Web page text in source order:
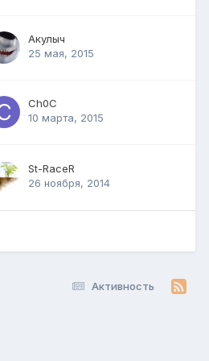
Акулыч
25 мая, 2015
Ch0C
10 марта, 2015
St-RaceR
26 ноября, 2014
Активность